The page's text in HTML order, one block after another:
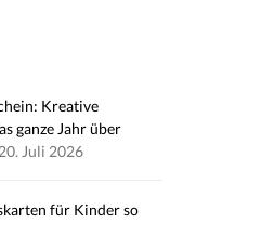
Kreative
ganze Jahr über
20. Juli 2026
für Kinder so